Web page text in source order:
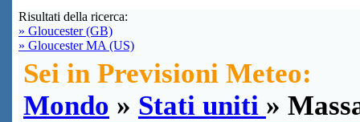
Risultati della ricerca:
» Gloucester (GB)
» Gloucester MA (US)
Sei in Previsioni Meteo:
Mondo » Stati uniti »